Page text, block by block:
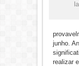
junho.
realizar